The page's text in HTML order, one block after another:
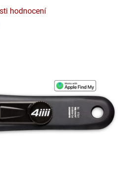
hodnocení